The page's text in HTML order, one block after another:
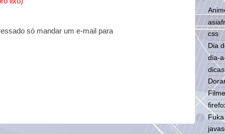
só mandar um e-mail para
css
Dia
dia-
dicas
Fuka